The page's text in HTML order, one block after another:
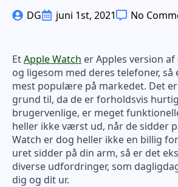
DG juni 1st, 2021 No
EtApple Watch er Apples version
og ligesom med deres telefoner, så
mest populære på markedet. Det
grund til, da de er forholdsvis
brugervenlige, er meget
heller ikke værst ud, når de sidder
Watch er dog heller ikke en billig
uret sidder på din arm, så er det
diverse udfordringer, som
dig og dit ur.